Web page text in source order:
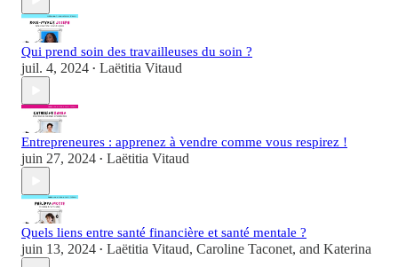
Qui prend soin des travailleuses du soin ?
juil. 4, 2024 • Laëtitia Vitaud
Entrepreneures : apprenez à vendre comme vous respirez !
juin 27, 2024 • Laëtitia Vitaud
Quels liens entre santé financière et santé mentale ?
juin 13, 2024 • Laëtitia Vitaud, Caroline Taconet, and Katerina